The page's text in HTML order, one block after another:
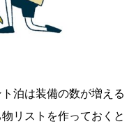
泊は装備の数が増える
リストを作っておくと